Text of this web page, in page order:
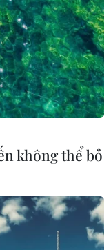
không thể bỏ